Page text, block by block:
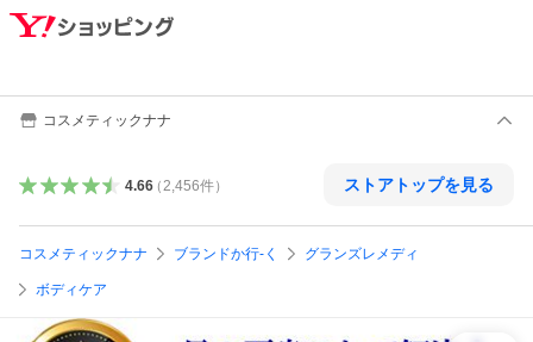
コスメティックナナ
4.66（ 2,456件） ストアトップを見る
コスメティックナナ ブランドか行-く グランズレメディ
ボディケア